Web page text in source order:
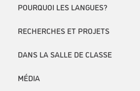
POURQUOI LES LANGUES?
RECHERCHES ET PROJETS
DANS LA SALLE DE CLASSE
MÉDIA